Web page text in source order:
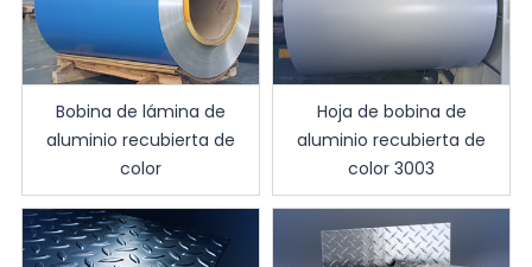
Bobina de lámina de
aluminio recubierta de
color
Hoja de bobina de
aluminio recubierta de
color 3003